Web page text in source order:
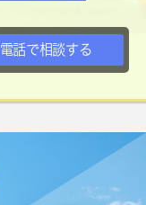
電話で相談する